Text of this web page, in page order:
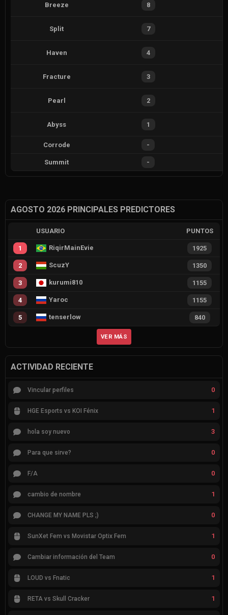
Breeze 8
Split 7
Haven 4
Fracture 3
Pearl 2
Abyss 1
Corrode -
Summit -
AGOSTO 2026 PRINCIPALES PREDICTORES
USUARIO PUNTOS
1 RiqirMainEvie 1925
2 ScuzY 1350
3 kurumi810 1155
4 Yaroc 1155
5 tenserlow 840
VER MÁS
ACTIVIDAD RECIENTE
Vincular perfiles 0
HGE Esports vs KOI Fénix 1
hola soy nuevo 3
Para que sirve? 0
F/A 0
cambio de nombre 1
CHANGE MY NAME PLS ;) 0
SunXet Fem vs Movistar Optix Fem 1
Cambiar información del Team 0
LOUD vs Fnatic 1
RETA vs Skull Cracker 1